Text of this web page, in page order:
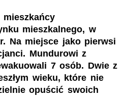
mieszkalnego, w
Na miejsce jako pierwsi
Mundurowi z
7 osób. Dwie z
wieku, które nie
opuścić swoich